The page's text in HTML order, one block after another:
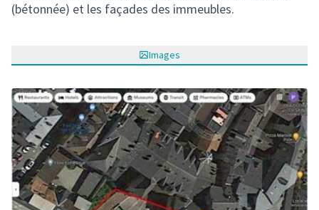
(bétonnée) et les façades des immeubles.
Images